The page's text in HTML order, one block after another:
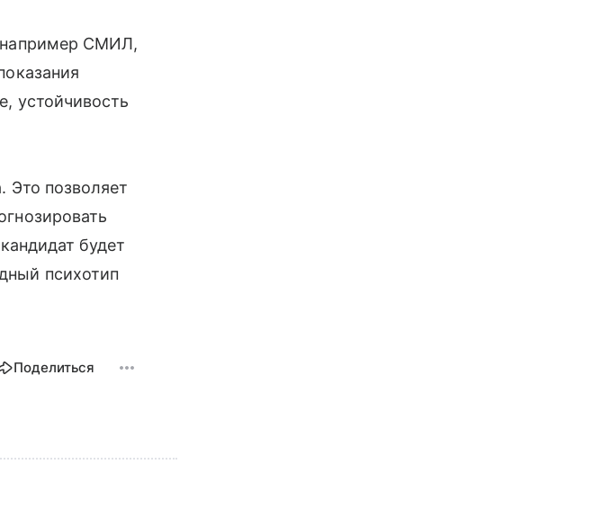
например СМИЛ,
устойчивость
Это позволяет
будет
психотип
Поделиться